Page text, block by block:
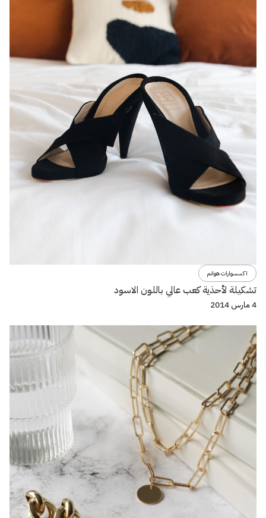
اكسسوارات هوانم
تشكيلة لأحذية كعب عالي باللون الاسود
4 مارس 2014